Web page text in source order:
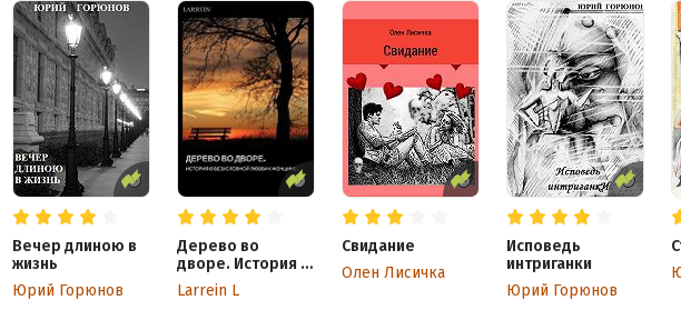
Вечер длиною в
жизнь
Юрий Горюнов
Дерево во
дворе. История о
безусловной
любви к женщине
Larrein L
Свидание
Олен Лисичка
Исповедь
интриганки
Юрий Горюнов